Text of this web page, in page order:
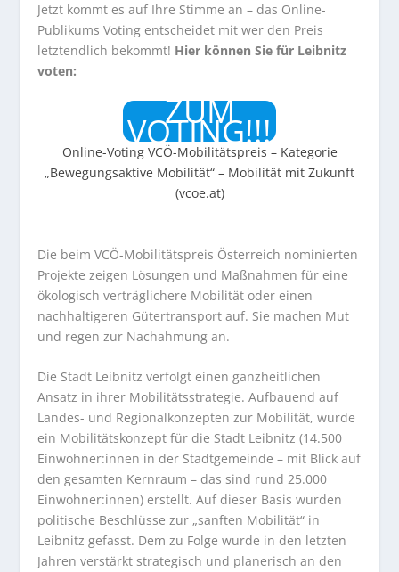
Jetzt kommt es auf Ihre Stimme an – das Online-
Publikums Voting entscheidet mit wer den Preis
letztendlich bekommt! Hier können Sie für Leibnitz
voten:
ZUM
VOTING!!!
Online-Voting VCÖ-Mobilitätspreis – Kategorie
„Bewegungsaktive Mobilität“ – Mobilität mit Zukunft
(vcoe.at)
Die beim VCÖ-Mobilitätspreis Österreich nominierten
Projekte zeigen Lösungen und Maßnahmen für eine
ökologisch verträglichere Mobilität oder einen
nachhaltigeren Gütertransport auf. Sie machen Mut
und regen zur Nachahmung an.
Die Stadt Leibnitz verfolgt einen ganzheitlichen
Ansatz in ihrer Mobilitätsstrategie. Aufbauend auf
Landes- und Regionalkonzepten zur Mobilität, wurde
ein Mobilitätskonzept für die Stadt Leibnitz (14.500
Einwohner:innen in der Stadtgemeinde – mit Blick auf
den gesamten Kernraum – das sind rund 25.000
Einwohner:innen) erstellt. Auf dieser Basis wurden
politische Beschlüsse zur „sanften Mobilität“ in
Leibnitz gefasst. Dem zu Folge wurde in den letzten
Jahren verstärkt strategisch und planerisch an den